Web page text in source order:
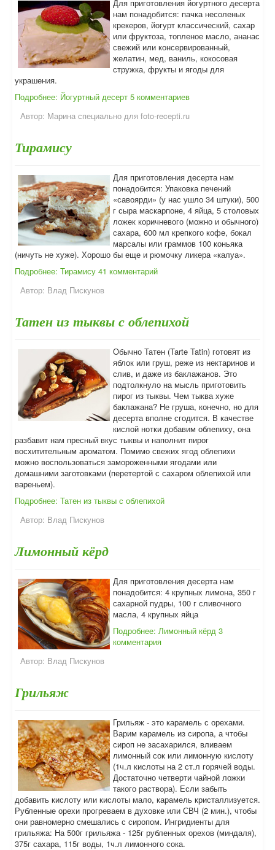
Для приготовления йогуртного десерта
нам понадобится: пачка несоленых
крекеров, йогурт классический, сахар
или фруктоза, топленое масло, ананас
свежий или консервированный,
желатин, мед, ваниль, кокосовая
стружка, фрукты и ягоды для
украшения.
Подробнее: Йогуртный десерт 5 комментариев
Автор: Марина специально для foto-recepti.ru
Тирамису
Для приготовления десерта нам
понадобится: Упаковка печений
«савоярди» (у нас ушло 34 штуки), 500
г сыра маскарпоне, 4 яйца, 5 столовых
ложек коричневого (можно и обычного)
сахара, 600 мл крепкого кофе, бокал
марсалы или граммов 100 коньяка
(ничуть не хуже). Хорошо бы еще и рюмочку ликера «калуа».
Подробнее: Тирамису 41 комментарий
Автор: Влад Пискунов
Татен из тыквы с облепихой
Обычно Татен (Tarte Tatin) готовят из
яблок или груш, реже из нектаринов и
слив, и даже из баклажанов. Это
подтолкнуло на мысль приготовить
пирог из тыквы. Чем тыква хуже
баклажана? Не груша, конечно, но для
десерта вполне сгодится. В качестве
кислой нотки добавим облепиху, она
разбавит нам пресный вкус тыквы и наполнит пирог
восхитительным ароматом. Помимо свежих ягод облепихи
можно воспользоваться замороженными ягодами или
домашними заготовками (перетертой с сахаром облепихой или
вареньем).
Подробнее: Татен из тыквы с облепихой
Автор: Влад Пискунов
Лимонный кёрд
Для приготовления десерта нам
понадобится: 4 крупных лимона, 350 г
сахарной пудры, 100 г сливочного
масла, 4 крупных яйца
Подробнее: Лимонный кёрд 3
комментария
Автор: Влад Пискунов
Грильяж
Грильяж - это карамель с орехами.
Варим карамель из сиропа, а чтобы
сироп не засахарился, вливаем
лимонный сок или лимонную кислоту
(1ч.л кислоты на 2 ст.л горячей воды.
Достаточно четверти чайной ложки
такого раствора). Если забыть
добавить кислоту или кислоты мало, карамель кристаллизуется.
Рубленные орехи прогреваем в духовке или СВЧ (2 мин.), чтобы
они равномерно смешались с сиропом. Ингридиенты для
грильяжа: На 500г грильяжа - 125г рубленных орехов (миндаля),
375г сахара, 115г воды, 1ч.л лимонного сока.